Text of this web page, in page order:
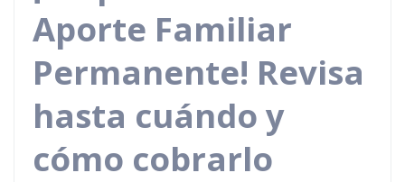
Aporte Familiar
Permanente! Revisa
hasta cuándo y
cómo cobrarlo